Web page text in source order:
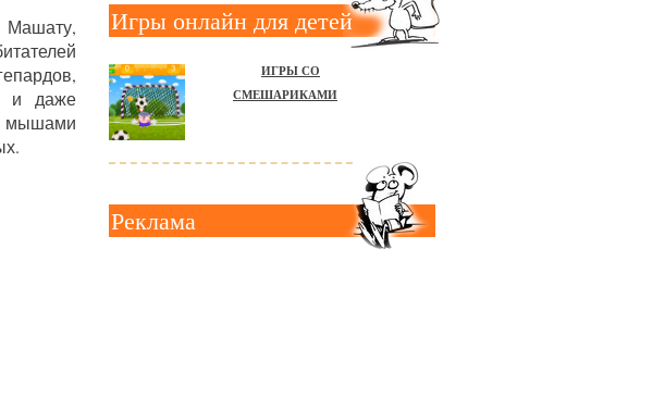
и даже
мышами
Игры онлайн для детей
ИГРЫ СО
СМЕШАРИКАМИ
Реклама